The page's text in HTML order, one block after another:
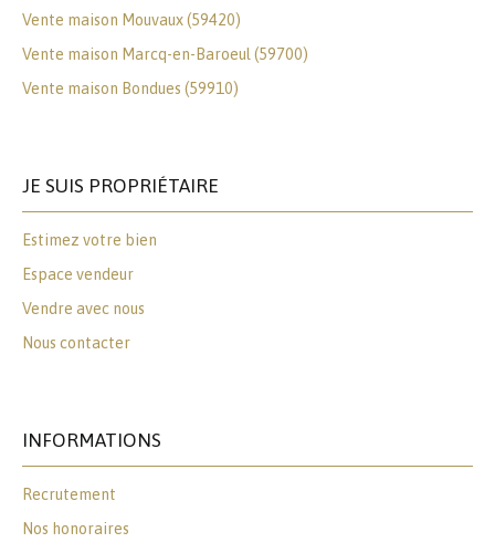
Vente maison Mouvaux (59420)
Vente maison Marcq-en-Baroeul (59700)
Vente maison Bondues (59910)
JE SUIS PROPRIÉTAIRE
Estimez votre bien
Espace vendeur
Vendre avec nous
Nous contacter
INFORMATIONS
Recrutement
Nos honoraires